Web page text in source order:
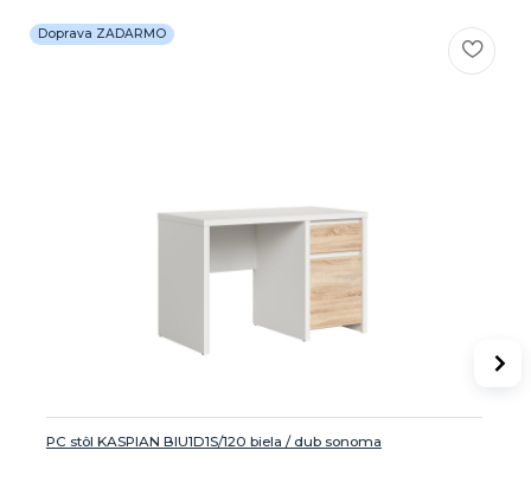
Doprava ZADARMO
PC stôl KASPIAN BIU1D1S/120 biela / dub sonoma